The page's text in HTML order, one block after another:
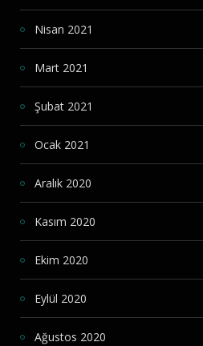
Nisan 2021
Mart 2021
Şubat 2021
Ocak 2021
Aralık 2020
Kasım 2020
Ekim 2020
Eylül 2020
Ağustos 2020